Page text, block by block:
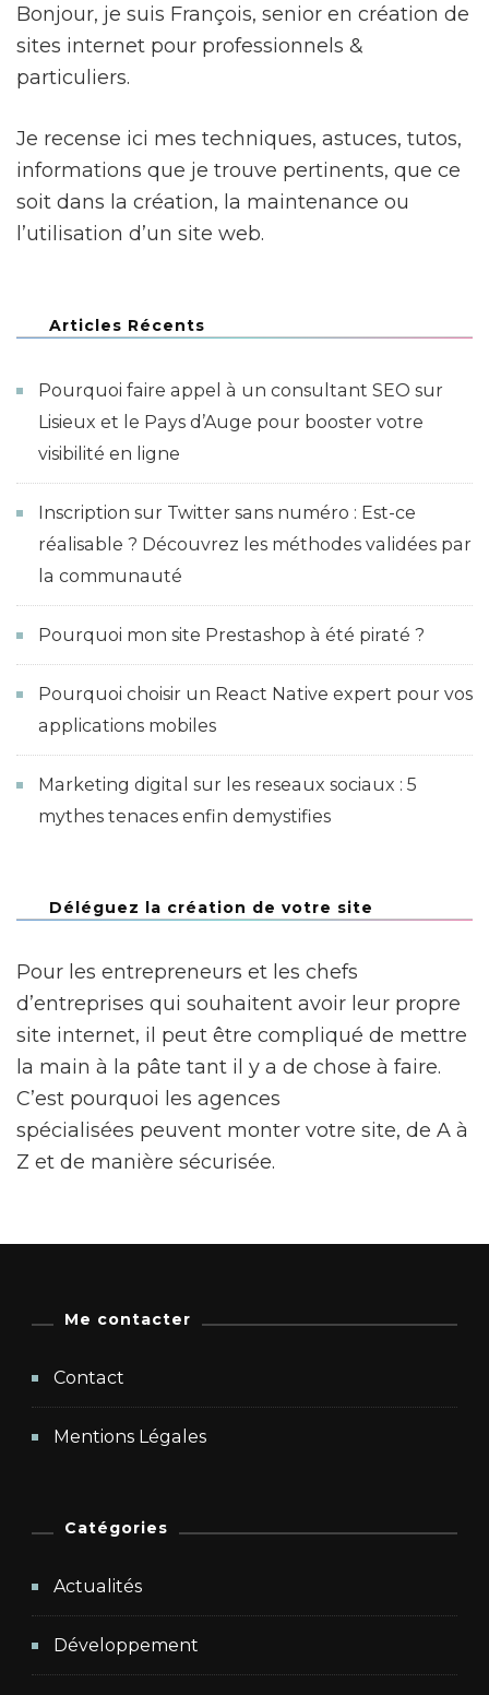
Bonjour, je suis François, senior en création de
sites internet pour professionnels &
particuliers.
Je recense ici mes techniques, astuces, tutos,
informations que je trouve pertinents, que ce
soit dans la création, la maintenance ou
l’utilisation d’un site web.
Articles Récents
Pourquoi faire appel à un consultant SEO sur
Lisieux et le Pays d’Auge pour booster votre
visibilité en ligne
Inscription sur Twitter sans numéro : Est-ce
réalisable ? Découvrez les méthodes validées par
la communauté
Pourquoi mon site Prestashop à été piraté ?
Pourquoi choisir un React Native expert pour vos
applications mobiles
Marketing digital sur les reseaux sociaux : 5
mythes tenaces enfin demystifies
Déléguez la création de votre site
Pour les entrepreneurs et les chefs
d’entreprises qui souhaitent avoir leur propre
site internet, il peut être compliqué de mettre
la main à la pâte tant il y a de chose à faire.
C’est pourquoi les agences
spécialisées peuvent monter votre site, de A à
Z et de manière sécurisée.
Me contacter
Contact
Mentions Légales
Catégories
Actualités
Développement